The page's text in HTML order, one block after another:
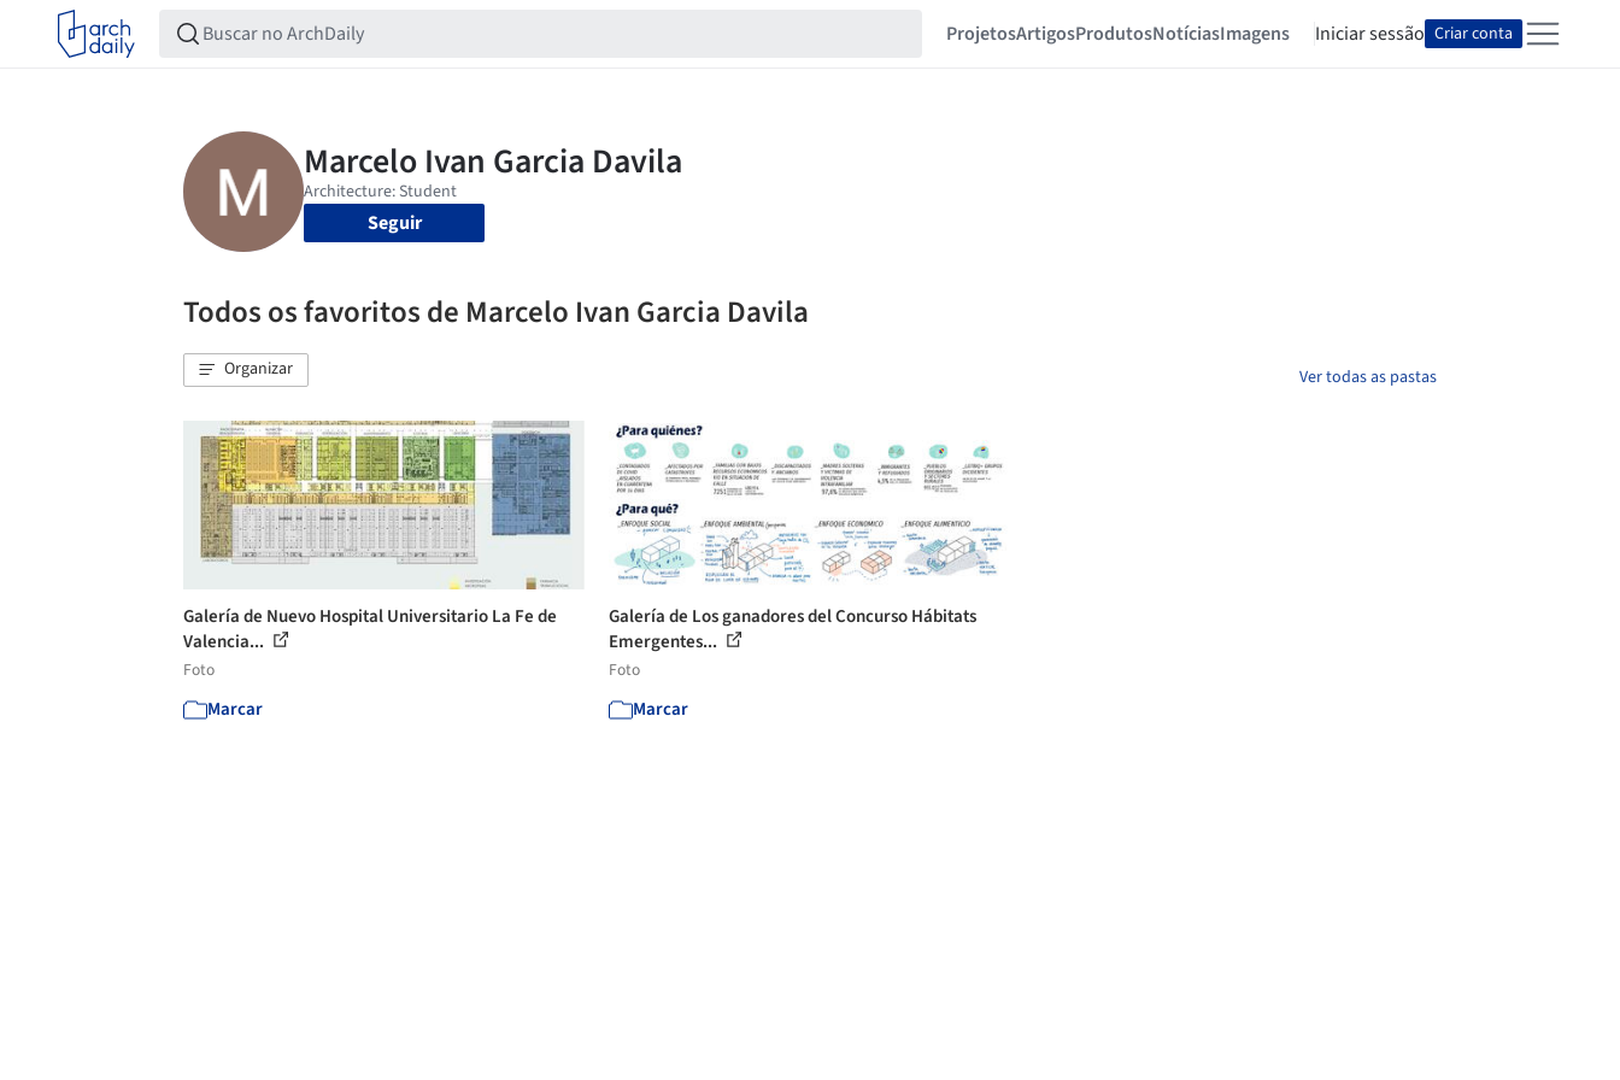
ProjetosArtigosProdutosNotíciasImagens Iniciar sessão Criar conta
Seguir
Todos os favoritos de Marcelo Ivan Garcia Davila
Organizar Ver todas as pastas
Galería de Nuevo Hospital Universitario La Fe de
Valencia...
Foto
Marcar
Galería de Los ganadores del Concurso Hábitats
Emergentes...
Foto
Marcar